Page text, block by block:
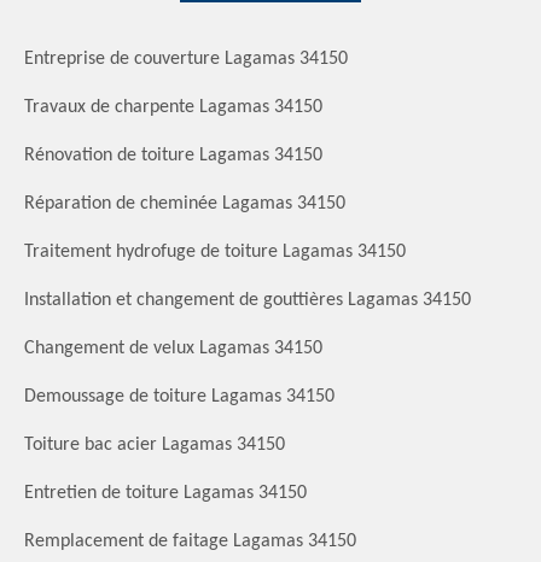
Entreprise de couverture Lagamas 34150
Travaux de charpente Lagamas 34150
Rénovation de toiture Lagamas 34150
Réparation de cheminée Lagamas 34150
Traitement hydrofuge de toiture Lagamas 34150
Installation et changement de gouttières Lagamas 34150
Changement de velux Lagamas 34150
Demoussage de toiture Lagamas 34150
Toiture bac acier Lagamas 34150
Entretien de toiture Lagamas 34150
Remplacement de faitage Lagamas 34150